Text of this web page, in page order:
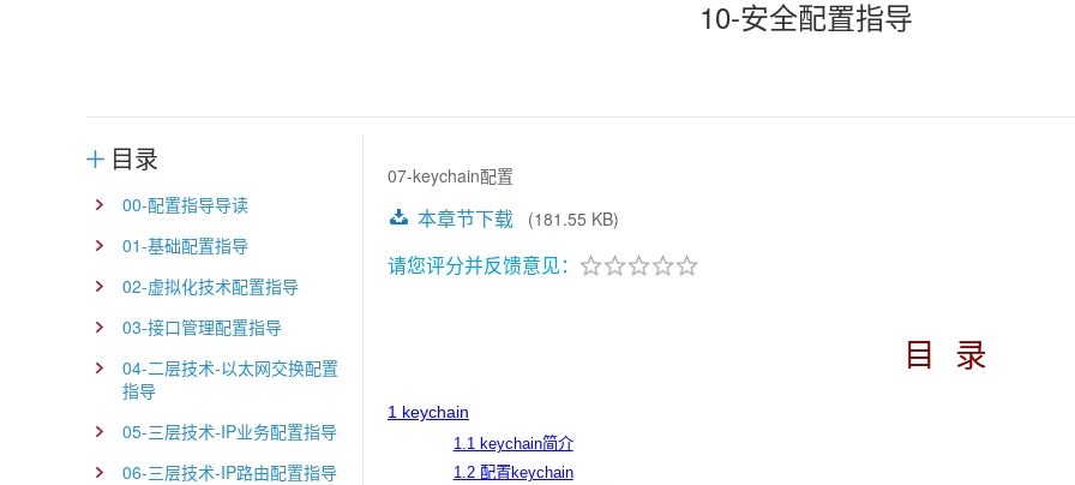
10-安全配置指导
目录
00-配置指导导读
01-基础配置指导
02-虚拟化技术配置指导
03-接口管理配置指导
04-二层技术-以太网交换配置
指导
05-三层技术-IP业务配置指导
06-三层技术-IP路由配置指导
07-keychain配置
本章节下载 (181.55 KB)
请您评分并反馈意见：
目 录
1 keychain
1.1 keychain简介
1.2 配置keychain